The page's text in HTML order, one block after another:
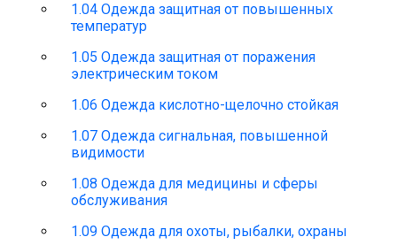
1.04 Одежда защитная от повышенных
температур
1.05 Одежда защитная от поражения
электрическим током
1.06 Одежда кислотно-щелочно стойкая
1.07 Одежда сигнальная, повышенной
видимости
1.08 Одежда для медицины и сферы
обслуживания
1.09 Одежда для охоты, рыбалки, охраны